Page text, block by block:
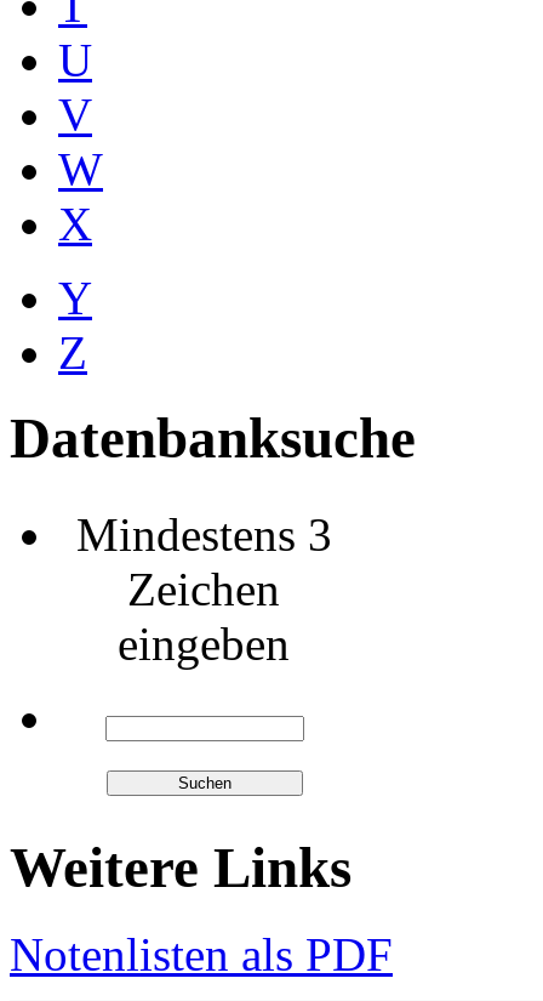
U
V
W
X
Y
Z
Datenbanksuche
Mindestens 3
Zeichen
eingeben
Weitere Links
Notenlisten als PDF